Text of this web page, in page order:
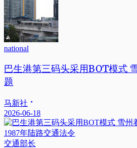
national
巴生港第三码头采用BOT模式
题
马新社
2026-06-18
1987年陆路交通法令
交通部长